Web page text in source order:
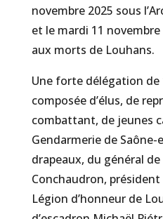
novembre 2025 sous
et le mardi 11
aux morts de Louhans.
Une forte délégation de
composée d’élus, de
combattant, de jeunes
Gendarmerie de
drapeaux, du général
Conchaudron,
Légion d’honneur de